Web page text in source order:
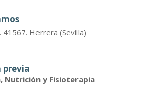
41567. Herrera (Sevilla)
previa
Nutrición y Fisioterapia